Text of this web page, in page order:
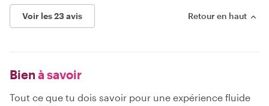
Voir les 23 avis Retour en haut
Bien à savoir
Tout ce que tu dois savoir pour une expérience fluide